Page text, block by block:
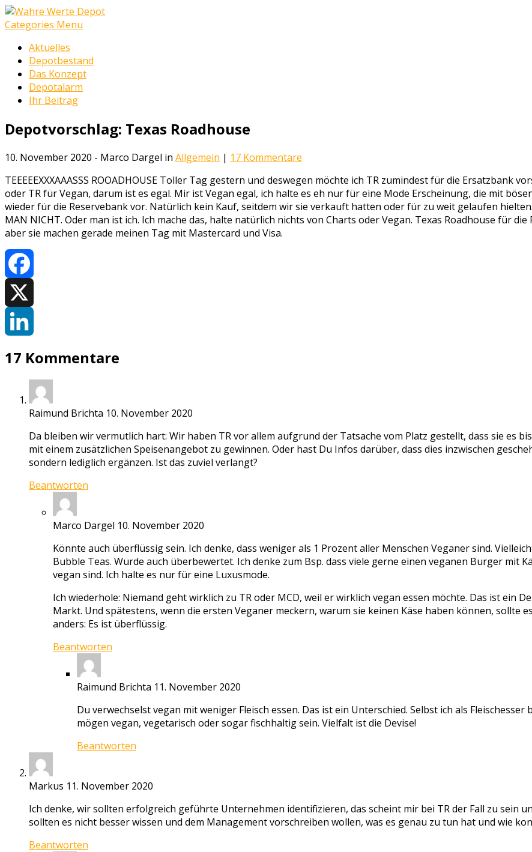
Categories Menu
Aktuelles
Depotbestand
Das Konzept
Depotalarm
Ihr Beitrag
Depotvorschlag: Texas Roadhouse
10. November 2020 - Marco Dargel in Allgemein | 17 Kommentare
TEEEEEXXXAAASSS ROOADHOUSE Toller Tag gestern und deswegen möchte ich TR zumindest für die Ersatzbank
oder TR für Vegan, darum ist es egal. Mir ist Vegan egal, ich halte es eh nur für eine Mode Erscheinung, die mit
wieder für die Reservebank vor. Natürlich kein Kauf, seitdem wir sie verkauft hatten oder für zu weit gelaufen hielten.
MAN NICHT. Oder man ist ich. Ich mache das, halte natürlich nichts von Charts oder Vegan. Texas Roadhouse für
aber sie machen gerade meinen Tag mit Mastercard und Visa.
Facebook
LinkedIn
17 Kommentare
Raimund Brichta 10. November 2020
Da bleiben wir vermutlich hart: Wir haben TR vor allem aufgrund der Tatsache vom Platz gestellt, dass sie es
mit einem zusätzlichen Speisenangebot zu gewinnen. Oder hast Du Infos darüber, dass dies inzwischen
sondern lediglich ergänzen. Ist das zuviel verlangt?
Beantworten
Marco Dargel 10. November 2020
Könnte auch überflüssig sein. Ich denke, dass weniger als 1 Prozent aller Menschen Veganer sind.
Bubble Teas. Wurde auch überbewertet. Ich denke zum Bsp. dass viele gerne einen veganen Burger mit
vegan sind. Ich halte es nur für eine Luxusmode.
Ich wiederhole: Niemand geht wirklich zu TR oder MCD, weil er wirklich vegan essen möchte. Das ist ein
Markt. Und spätestens, wenn die ersten Veganer meckern, warum sie keinen Käse haben können, sollte
anders: Es ist überflüssig.
Beantworten
Raimund Brichta 11. November 2020
Du verwechselst vegan mit weniger Fleisch essen. Das ist ein Unterschied. Selbst ich als
mögen vegan, vegetarisch oder sogar fischhaltig sein. Vielfalt ist die Devise!
Beantworten
Markus 11. November 2020
Ich denke, wir sollten erfolgreich geführte Unternehmen identifizieren, das scheint mir bei TR der Fall zu sein
sollten es nicht besser wissen und dem Management vorschreiben wollen, was es genau zu tun hat und wie
Beantworten